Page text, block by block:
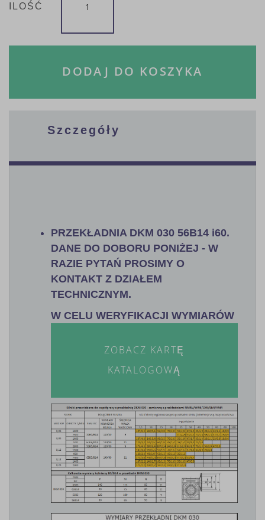
ILOŚĆ
DODAJ DO KOSZYKA
Szczegóły
PRZEKŁADNIA DKM 030 56B14 i60.
DANE DO DOBORU PONIŻEJ - W
RAZIE PYTAŃ PROSIMY O
KONTAKT Z DZIAŁEM
TECHNICZNYM.
W CELU WERYFIKACJI WYMIARÓW
ZOBACZ KARTĘ
KATALOGOWĄ